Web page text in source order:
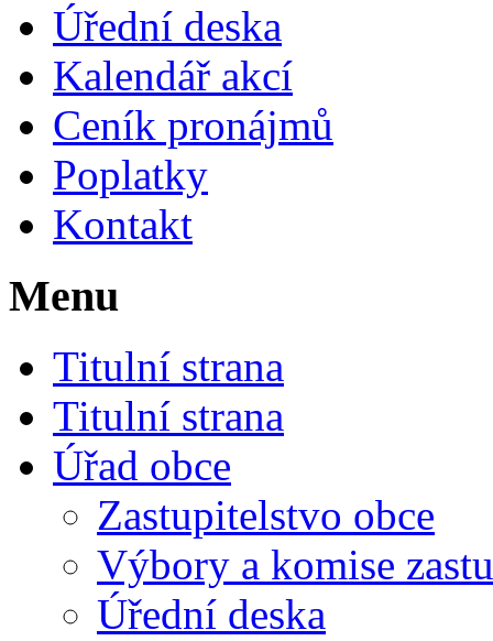
Úřední deska
Kalendář akcí
Ceník pronájmů
Poplatky
Kontakt
Menu
Titulní strana
Titulní strana
Úřad obce
Zastupitelstvo obce
Výbory a komise
Úřední deska